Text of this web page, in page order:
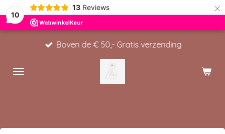
10
13 Reviews ×
Boven de € 50,- Gratis verzending